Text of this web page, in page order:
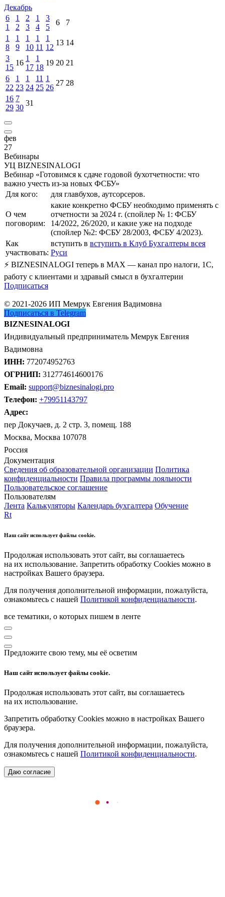
Декабрь
6
1
1
2
2
3
1
4
3
5
6
7
1
8
1
9
1
10
1
11
1
12
13 14
3
15
16
1
17
1
18
19 20 21
6
22
1
23
1
24
11
25
1
26
27 28
16
29
7
30
31
фев
27
Вебинары
УЦ BIZNESINALOGI
Вебинар «Готовимся к сдаче годовой бухотчетности: что
важно учесть из-за новых ФСБУ»
Для кого:
для главбухов, аутсорсеров.
О чем
поговорим:
какие конкретно ФСБУ необходимо применять с
отчетности за 2024 г. (спойлер № 1: ФСБУ
14/2022, 26/2020, и какие уже на подходе
(спойлер №2: ФСБУ 28/2003, ФСБУ 4/2023).
Как
участвовать:
вступить в вступить в Клуб Бухгалтеры всея
Руси
⚡ BIZNESINALOGI теперь в MAX — канал про налоги, 1С,
работу с клиентами и здравый смысл в бухгалтерии
Подписаться
© 2021-2026 ИП Мемрук Евгения Вадимовна
Подписаться в Telegram
BIZNESINALOGI
Индивидуальный предприниматель Мемрук Евгения
Вадимовна
ИНН: 772074952763
ОГРНИП: 312774614600176
Email: support@biznesinalogi.pro
Телефон: +79951143797
Адрес:
пер Докучаев, д. 2 стр. 3, помещ. 188
Москва, Москва 107078
Россия
Документация
Сведения об образовательной организации Политика
конфиденциальности Правила программы лояльности
Пользовательское соглашение
Пользователям
Лента Калькуляторы Календарь бухгалтера Обучение
Rt
Наш сайт использует файлы cookie.
Продолжая использовать этот сайт, вы соглашаетесь
на их использование. Запретить обработку Cookies можно в
настройках Вашего браузера.
Для получения дополнительной информации, пожалуйста,
ознакомьтесь с нашей Политикой конфиденциальности.
все тематики, о которых пишем в ленте
Предложите свою тему, мы её осветим
Наш сайт использует файлы cookie.
Продолжая использовать этот сайт, вы соглашаетесь
на их использование.
Запретить обработку Cookies можно в настройках Вашего
браузера.
Для получения дополнительной информации, пожалуйста,
ознакомьтесь с нашей Политикой конфиденциальности.
Даю согласие